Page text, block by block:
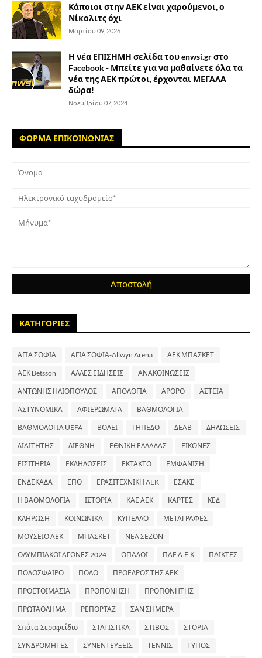
Κάποιοι στην ΑΕΚ είναι χαρούμενοι, ο
Νίκολιτς όχι
Μαρτίου 09, 2026
Η νέα ΕΠΙΣΗΜΗ σελίδα του enwsi.gr στο
Facebook - Μπείτε για να μαθαίνετε όλα τα
νέα της ΑΕΚ πρώτοι, έρχονται ΜΕΓΑΛΑ
δώρα!
Νοεμβρίου 07, 2024
ΦΟΡΜΑ ΕΠΙΚΟΙΝΩΝΙΑΣ
ΚΑΤΗΓΟΡΙΕΣ
ΑΓΙΑ ΣΟΦΙΑ ΑΓΙΑ ΣΟΦΙΑ-Allwyn Arena ΑΕΚ ΜΠΑΣΚΕΤ
ΑΕΚ Betsson ΑΛΛΕΣ ΕΙΔΗΣΕΙΣ ΑΝΑΚΟΙΝΩΣΕΙΣ
ΑΝΤΩΝΗΣ ΗΛΙΟΠΟΥΛΟΣ ΑΠΟΛΟΓΙΑ ΑΡΘΡΟ ΑΣΤΕΙΑ
ΑΣΤΥΝΟΜΙΚΑ ΑΦΙΕΡΩΜΑΤΑ ΒΑΘΜΟΛΟΓΙΑ
ΒΑΘΜΟΛΟΓΙΑ UEFA ΒΟΛΕΪ ΓΗΠΕΔΟ ΔΕΑΒ ΔΗΛΩΣΕΙΣ
ΔΙΑΙΤΗΤΗΣ ΔΙΕΘΝΗ ΕΘΝΙΚΗ ΕΛΛΑΔΑΣ ΕΙΚΟΝΕΣ
ΕΙΣΙΤΗΡΙΑ ΕΚΔΗΛΩΣΕΙΣ ΕΚΤΑΚΤΟ ΕΜΦΑΝΙΣΗ
ΕΝΔΕΚΑΔΑ ΕΠΟ ΕΡΑΣΙΤΕΧΝΙΚΗ AEK ΕΣΑΚΕ
Η ΒΑΘΜΟΛΟΓΙΑ ΙΣΤΟΡΙΑ ΚΑΕ ΑΕΚ ΚΑΡΤΕΣ ΚΕΔ
ΚΛΗΡΩΣΗ ΚΟΙΝΩΝΙΚΑ ΚΥΠΕΛΛΟ ΜΕΤΑΓΡΑΦΕΣ
ΜΟΥΣΕΙΟ ΑΕΚ ΜΠΑΣΚΕΤ ΝΕΑ ΣΕΖΟΝ
ΟΛΥΜΠΙΑΚΟΙ ΑΓΩΝΕΣ 2024 ΟΠΑΔΟΙ ΠΑΕ Α.Ε.Κ ΠΑΙΚΤΕΣ
ΠΟΔΟΣΦΑΙΡΟ ΠΟΛΟ ΠΡΟΕΔΡΟΣ ΤΗΣ ΑΕΚ
ΠΡΟΕΤΟΙΜΑΣΙΑ ΠΡΟΠΟΝΗΣΗ ΠΡΟΠΟΝΗΤΗΣ
ΠΡΩΤΑΘΛΗΜΑ ΡΕΠΟΡΤΑΖ ΣΑΝ ΣΗΜΕΡΑ
Σπάτα-Σεραφείδιο ΣΤΑΤΙΣΤΙΚΑ ΣΤΙΒΟΣ ΣΤΟΡΙΑ
ΣΥΝΔΡΟΜΗΤΕΣ ΣΥΝΕΝΤΕΥΞΕΙΣ ΤΕΝΝΙΣ ΤΥΠΟΣ